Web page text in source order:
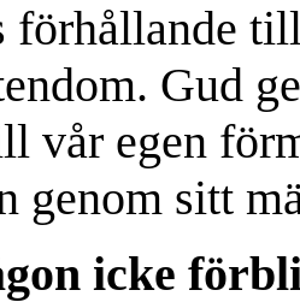
förhållande
Gud
vår egen
genom sitt
icke